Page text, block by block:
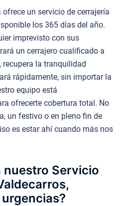
un servicio de cerrajería
los 365 días del año.
imprevisto con sus
un cerrajero cualificado a
la tranquilidad
rápidamente, sin importar la
equipo está
ofrecerte cobertura total. No
un festivo o en pleno fin de
es estar ahí cuando más nos
nuestro Servicio